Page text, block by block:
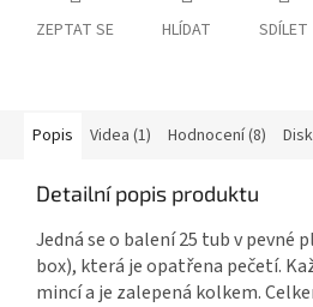
ZEPTAT SE HLÍDAT SDÍLET
Popis Videa (1) Hodnocení (8)
Detailní popis produktu
Jedná se o balení 25 tub v pevné
box), která je opatřena pečetí.
mincí a je zalepená kolkem.